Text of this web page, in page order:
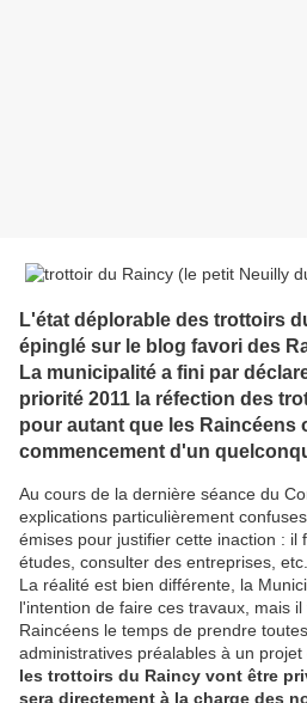
L'état déplorable des trottoirs
épinglé sur le blog favori des
La municipalité a fini par
priorité 2011 la réfection des
pour autant que les Raincéens
commencement d'un
Au cours de la dernière séance du
explications particulièrement
émises pour justifier cette inaction : il
études, consulter des entreprises,
La réalité est bien différente, la
l'intention de faire ces travaux, mais
Raincéens le temps de prendre
administratives préalables à un
les trottoirs du Raincy vont être
sera directement à la charge des